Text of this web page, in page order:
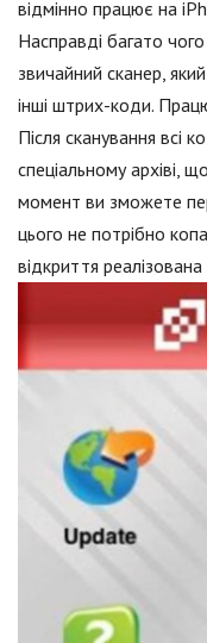
відмінно працює на
Насправді багато
звичайний сканер,
інші штрих-коди.
Після сканування всі
спеціальному архіві,
момент ви зможете
цього не потрібно
відкриття